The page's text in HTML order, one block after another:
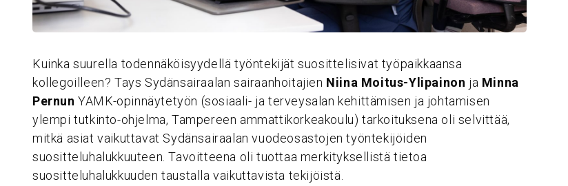
Kuinka suurella todennäköisyydellä työntekijät suosittelisivat työpaikkaansa
kollegoilleen? Tays Sydänsairaalan sairaanhoitajien Niina Moitus-Ylipainon ja Minna
Pernun YAMK-opinnäytetyön (sosiaali- ja terveysalan kehittämisen ja johtamisen
ylempi tutkinto-ohjelma, Tampereen ammattikorkeakoulu) tarkoituksena oli selvittää,
mitkä asiat vaikuttavat Sydänsairaalan vuodeosastojen työntekijöiden
suositteluhalukkuuteen. Tavoitteena oli tuottaa merkityksellistä tietoa
suositteluhalukkuuden taustalla vaikuttavista tekijöistä.